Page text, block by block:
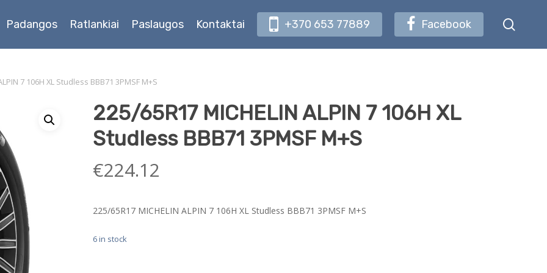
Padangos Ratlankiai Paslaugos Kontaktai +370 653 77889 Facebook
7 106H XL Studless BBB71 3PMSF M+S
225/65R17 MICHELIN ALPIN 7 106H XL
Studless BBB71 3PMSF M+S
€224.12
225/65R17 MICHELIN ALPIN 7 106H XL Studless BBB71 3PMSF M+S
6 in stock